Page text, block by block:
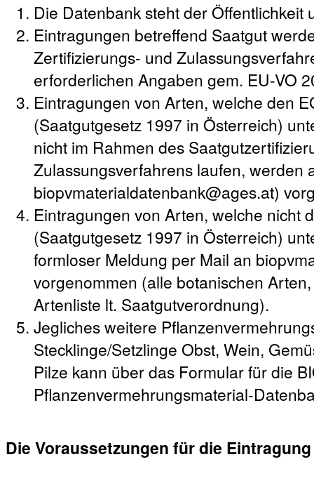
Die Datenbank steht der Öffentlichkeit
Eintragungen betreffend Saatgut
Zertifizierungs- und
erforderlichen Angaben gem. EU-VO
Eintragungen von Arten, welche den
(Saatgutgesetz 1997 in Österreich)
nicht im Rahmen des
Zulassungsverfahrens laufen, werden
biopvmaterialdatenbank@ages.at)
Eintragungen von Arten, welche nicht
(Saatgutgesetz 1997 in Österreich)
formloser Meldung per Mail an
vorgenommen (alle botanischen
Artenliste lt. Saatgutverordnung).
Jegliches weitere
Stecklinge/Setzlinge Obst, Wein,
Pilze kann über das Formular für die
Pflanzenvermehrungsmaterial-
Die Voraussetzungen für die